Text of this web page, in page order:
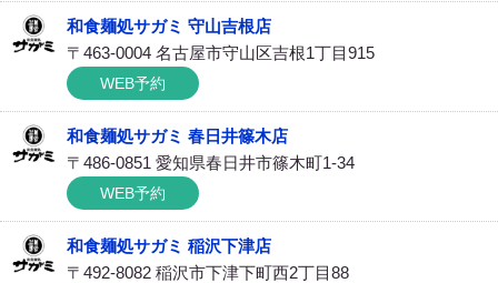
和食麺処サガミ 守山吉根店
〒463-0004 名古屋市守山区吉根1丁目915
WEB予約
和食麺処サガミ 春日井篠木店
〒486-0851 愛知県春日井市篠木町1-34
WEB予約
和食麺処サガミ 稲沢下津店
〒492-8082 稲沢市下津下町西2丁目88